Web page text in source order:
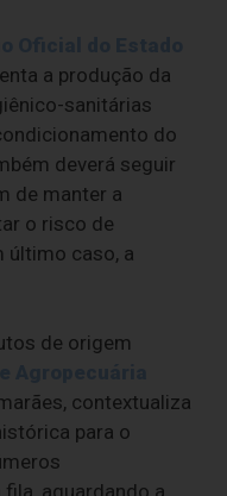
a produção da
sanitárias
do
deverá seguir
de manter a
o risco de
último caso, a
de origem
contextualiza
para o